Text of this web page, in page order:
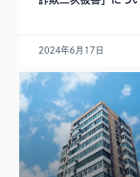
2024年6月17日